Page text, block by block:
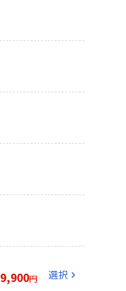
9,900円 選択 chevron_right